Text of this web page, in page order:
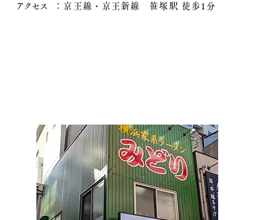
アクセ ス ：京王線・京王新線 笹塚駅 徒歩1分